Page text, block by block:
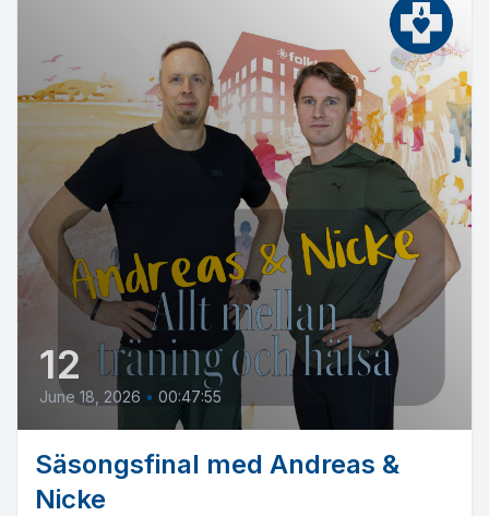
12
June 18, 2026 • 00:47:55
Säsongsfinal med Andreas &
Nicke